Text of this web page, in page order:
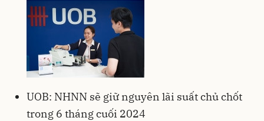
UOB: NHNN sẽ giữ nguyên lãi suất chủ chốt
trong 6 tháng cuối 2024